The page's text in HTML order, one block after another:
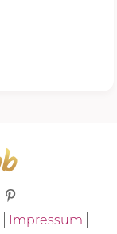
Impressum